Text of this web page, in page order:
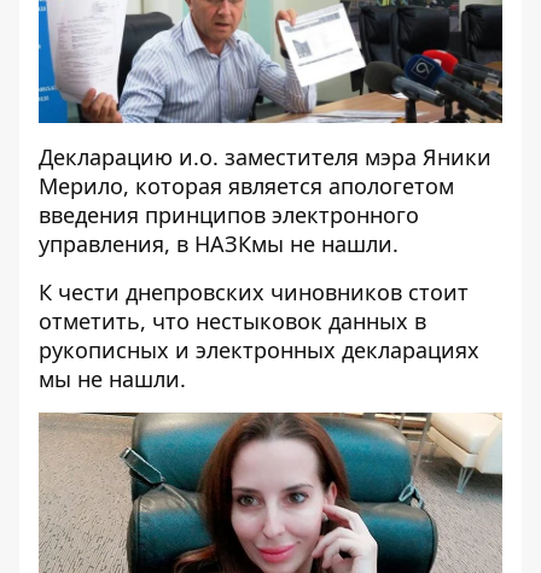
Декларацию и.о. заместителя мэра Яники
Мерило, которая является апологетом
введения принципов электронного
управления, в НАЗКмы не нашли.
К чести днепровских чиновников стоит
отметить, что нестыковок данных в
рукописных и электронных декларациях
мы не нашли.